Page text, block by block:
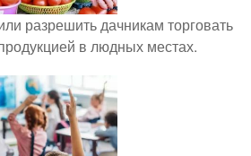
разрешить дачникам торговать
в людных местах.